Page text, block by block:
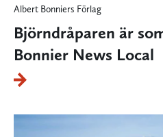
Albert Bonniers Förlag
Björndråparen är
Bonnier News Local